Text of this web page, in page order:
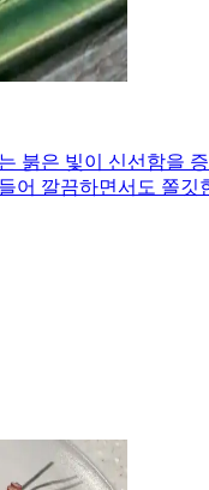
붉은 빛이 신선함을
어 깔끔하면서도 쫄